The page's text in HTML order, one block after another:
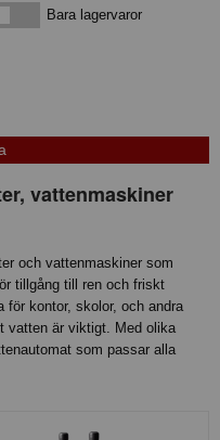
lagervarorBara lagervaror
vattenmaskiner
och vattenmaskiner som
tillgång till ren och friskt
för kontor, skolor, och andra
vatten är viktigt. Med olika
som passar alla